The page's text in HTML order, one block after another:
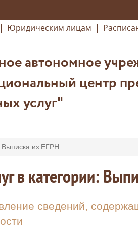
| Юридическим лицам |
автономное
центр
услуг"
Выписка из ЕГРН
в категории:
сведений,